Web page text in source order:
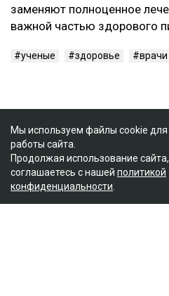
заменяют полноценное
важной частью здорового
ученые здоровье врачи
Мы используем файлы cookie
работы сайта.
Продолжая использование
соглашаетесь с нашей политикой
конфиденциальности